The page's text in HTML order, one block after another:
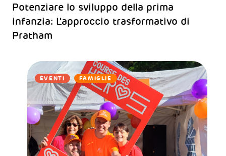
Potenziare lo sviluppo della prima
infanzia: L'approccio trasformativo di
Pratham
EVENTI FAMIGLIE